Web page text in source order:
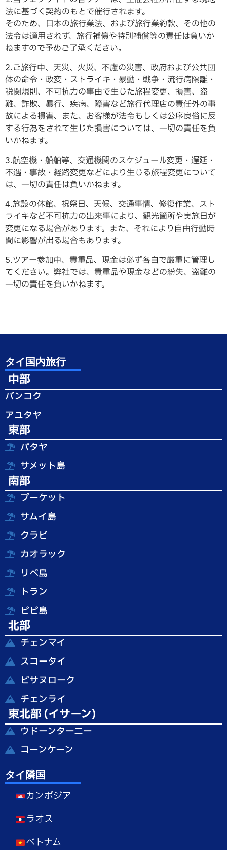
法に基づく契約のもとで催行されます。
そのため、日本の旅行業法、および旅行業約款、その他の
法令は適用されず、旅行補償や特別補償等の責任は負いか
ねますので予めご了承ください。
2.ご旅行中、天災、火災、不慮の災害、政府および公共団
体の命令・政変・ストライキ・暴動・戦争・流行病隔離・
税関規則、不可抗力の事由で生じた旅程変更、損害、盗
難、詐欺、暴行、疾病、障害など旅行代理店の責任外の事
故による損害、また、お客様が法令もしくは公序良俗に反
する行為をされて生じた損害については、一切の責任を負
いかねます。
3.航空機・船舶等、交通機関のスケジュール変更・遅延・
不遇・事故・経路変更などにより生じる旅程変更について
は、一切の責任は負いかねます。
4.施設の休館、祝祭日、天候、交通事情、修復作業、スト
ライキなど不可抗力の出来事により、観光箇所や実施日が
変更になる場合があります。また、それにより自由行動時
間に影響が出る場合もあります。
5.ツアー参加中、貴重品、現金は必ず各自で厳重に管理し
てください。弊社では、貴重品や現金などの紛失、盗難の
一切の責任を負いかねます。
タイ国内旅行
中部
バンコク
アユタヤ
東部
パタヤ
サメット島
南部
プーケット
サムイ島
クラビ
カオラック
リペ島
トラン
ピピ島
北部
チェンマイ
スコータイ
ピサヌローク
チェンライ
東北部 (イサーン)
ウドーンターニー
コーンケーン
タイ隣国
カンボジア
ラオス
ベトナム